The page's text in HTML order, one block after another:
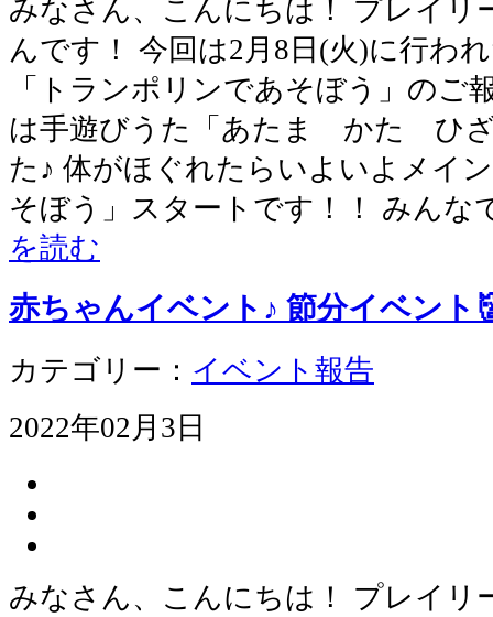
みなさん、こんにちは！ プレイリ
んです！ 今回は2月8日(火)に行わ
「トランポリンであそぼう」のご
は手遊びうた「あたま かた ひ
た♪ 体がほぐれたらいよいよメイ
そぼう」スタートです！！ みん
を読む
赤ちゃんイベント♪ 節分イベン
カテゴリー： イベント報告
2022年02月3日
みなさん、こんにちは！ プレイリ